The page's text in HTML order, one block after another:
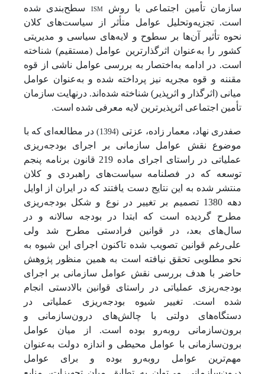
سازمان تأمین اجتماعی با روشISM سطح‌بندی شده
است. تجزیه‌وتحلیل عوامل متأثر از سیاست‌های کلان
نحوه تأثیر آن‌ها بر سطوح و لایه‌های سیاسی و مدیریتی
کشور را به‌عنوان اثرگذارترین عوامل (مستقیم) شناخته
است. در ادامه به‌اختصار به بررسی عوامل ناشی از قوه
مقننه و قوه مجریه نیز پرداخته شده و به‌عنوان عوامل
میانی (اثرگذار و اثرپذیر) شناخته شده‌اند. درنهایت سازمان
تأمین اجتماعی اثرپذیرترین لایه معرفی شده است.
صفدری نهاد، معمار زاده، عزتی (1394)
در مطالعه‌ای که با
موضوع نقش عوامل سازمانی بر اجرای بودجه‌ریزی
عملیاتی در راستای اجرای ماده 219 قانون برنامه پنجم
توسعه که در فصلنامه سیاست‌های راهبردی و کلان
منتشر شده به این نتایج دست یافتند که در ایران از اوایل
دهه 1380 تصمیم بر تغییر در نوع و شکل بودجه‌ریزی
مطرح گردیده است که ابتدا در بودجه سالانه و در
سال‌های بعد، در قوانین فرادستی مطرح شد ولی
علی‌رغم قوانین تصویب شده تاکنون اجرای این شیوه به
نحو مطلوبی تحقق نیافته است به همین منظور پژوهش
حاضر با هدف بررسی نقش عوامل سازمانی بر اجرای
بودجه‌ریزی عملیاتی در راستای قوانین بالادستی انجام
شده است. تغییر شیوه بودجه‌ریزی عملیاتی در
دستگاه‌های دولتی با چالش‌های درون‌سازمانی و
برون‌سازمانی روبه‌رو بوده است. از میان عوامل
برون‌سازمانی با عوامل محیطی و اندازه دولت به‌عنوان
مهم‌ترین عوامل روبه‌رو بوده و برای عوامل